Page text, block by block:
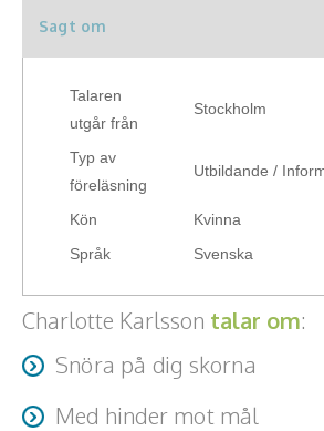
Skådespelare
Alla ämnen
Sagt om
Talaren
utgår från
Stockholm
Typ av
föreläsning
Utbildande /
Kön
Kvinna
Språk
Svenska
Charlotte Karlsson talar om:
Snöra på dig skorna
Med hinder mot mål